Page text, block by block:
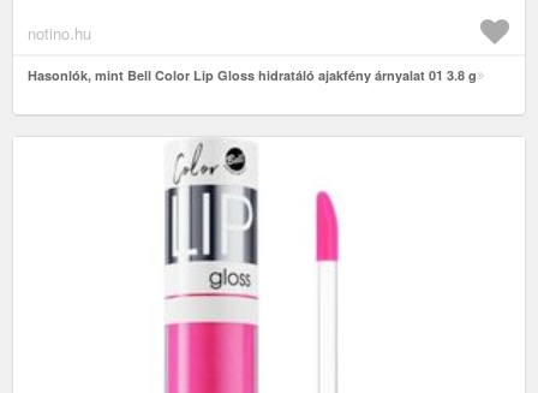
notino.hu
Hasonlók, mint Bell Color Lip Gloss hidratáló ajakfény árnyalat 01 3.8 g